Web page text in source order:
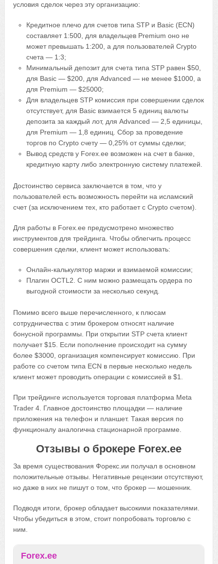
условия сделок через эту организацию:
Кредитное плечо для счетов типа STP и Basic (ECN)
составляет 1:500, для владельцев Premium оно не
может превышать 1:200, а для пользователей Crypto
счета — 1:3;
Минимальный депозит для счета типа STP равен $50,
для Basic — $200, для Advanced — не менее $1000, а
для Premium — $25000;
Для владельцев STP комиссия при совершении сделок
отсутствует, для Basic взимается 5 единиц валюты
депозита за каждый лот, для Advanced — 2,5 единицы,
для Premium — 1,8 единиц. Сбор за проведение
торгов по Crypto счету — 0,25% от суммы сделки;
Вывод средств у Forex.ee возможен на счет в банке,
кредитную карту либо электронную систему платежей.
Достоинство сервиса заключается в том, что у
пользователей есть возможность перейти на исламский
счет (за исключением тех, кто работает с Crypto счетом).
Для работы в Forex.ee предусмотрено множество
инструментов для трейдинга. Чтобы облегчить процесс
совершения сделки, клиент может использовать:
Онлайн-калькулятор маржи и взимаемой комиссии;
Плагин OCTL2. С ним можно размещать ордера по
выгодной стоимости за несколько секунд.
Помимо всего выше перечисленного, к плюсам
сотрудничества с этим брокером относят наличие
бонусной программы. При открытии STP счета клиент
получает $15. Если пополнение происходит на сумму
более $3000, организация компенсирует комиссию. При
работе со счетом типа ECN в первые несколько недель
клиент может проводить операции с комиссией в $1.
При трейдинге используется торговая платформа Meta
Trader 4. Главное достоинство площадки — наличие
приложения на телефон и планшет. Такая версия по
функционалу аналогична стационарной программе.
Отзывы о брокере Forex.ee
За время существования Форекс.ии получал в основном
положительные отзывы. Негативные рецензии отсутствуют,
но даже в них не пишут о том, что брокер — мошенник.
Подводя итоги, брокер обладает высокими показателями.
Чтобы убедиться в этом, стоит попробовать торговлю с
ним.
Forex.ee